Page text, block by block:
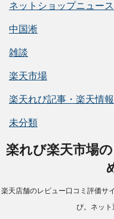
ネットショップニュース
中国淅
雑談
楽天市場
楽天れび記事・楽天情報
未分類
楽れび楽天市場
楽天店舗のレビュー口コミ評価サ
び。ネット